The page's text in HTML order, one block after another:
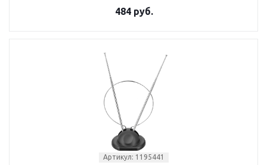
484 руб.
Артикул: 1195441